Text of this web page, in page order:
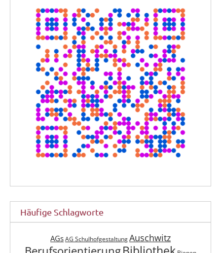
Häufige Schlagworte
AGs AG Schulhofgestaltung Auschwitz